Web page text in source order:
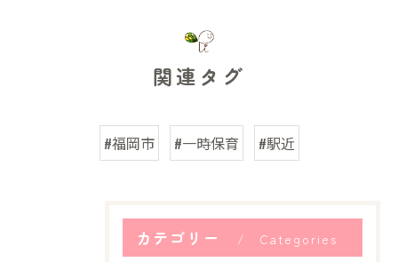
関連タグ
#福岡市 #一時保育 #駅近
カテゴリー Categories